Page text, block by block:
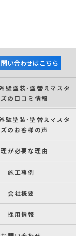
い合わせはこちら
壁塗装･塗替えマスタ
ズの口コミ情報
壁塗装･塗替えマスタ
ズのお客様の声
が必要な理由
施工事例
会社概要
採用情報